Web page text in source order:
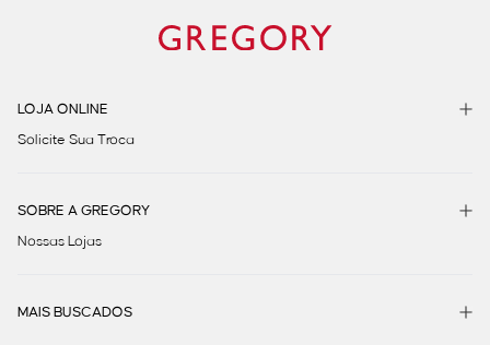
LOJA ONLINE
Solicite Sua Troca
SOBRE A GREGORY
Nossas Lojas
MAIS BUSCADOS